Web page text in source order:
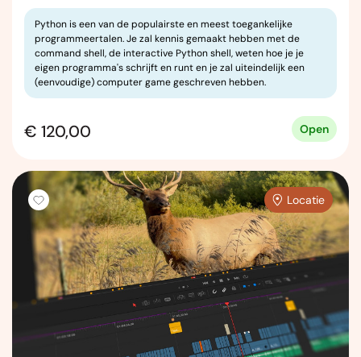
Python is een van de populairste en meest toegankelijke
programmeertalen. Je zal kennis gemaakt hebben met de
command shell, de interactive Python shell, weten hoe je je
eigen programma's schrijft en runt en je zal uiteindelijk een
(eenvoudige) computer game geschreven hebben.
€ 120,00 Open
Locatie